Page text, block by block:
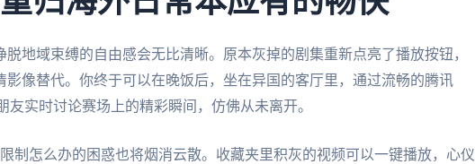
地域束缚的自由感会无比清晰。原本灰掉的剧集重新点亮了播放按钮，
影像替代。你终于可以在晚饭后，坐在异国的客厅里，通过流畅的腾讯
实时讨论赛场上的精彩瞬间，仿佛从未离开。
制怎么办的困惑也将烟消云散。收藏夹里积灰的视频可以一键播放，心仪